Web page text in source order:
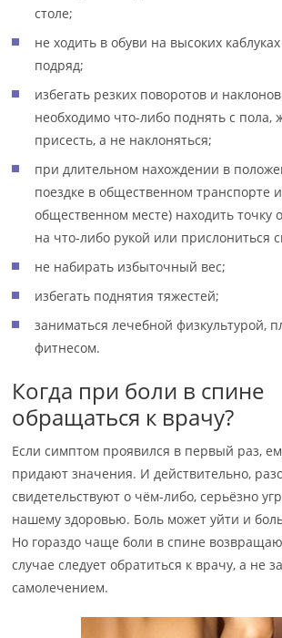
столе;
не ходить в обуви на высоких
подряд;
избегать резких поворотов и
необходимо что-либо поднять с пола,
присесть, а не наклоняться;
при длительном нахождении в
поездке в общественном транспорте
общественном месте) находить точку
на что-либо рукой или прислониться
не набирать избыточный вес;
избегать поднятия тяжестей;
заниматься лечебной физкультурой,
фитнесом.
Когда при боли в спине
обращаться к врачу?
Если симптом проявился в первый раз,
придают значения. И действительно,
свидетельствуют о чём-либо, серьёзно
нашему здоровью. Боль может уйти и
Но гораздо чаще боли в спине
случае следует обратиться к врачу, а не
самолечением.